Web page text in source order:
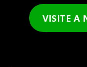
VISITE A